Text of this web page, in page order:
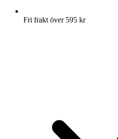
Fri frakt över 595 kr